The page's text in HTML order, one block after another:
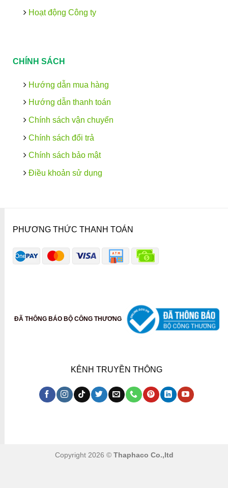
Hoạt động Công ty
CHÍNH SÁCH
Hướng dẫn mua hàng
Hướng dẫn thanh toán
Chính sách vận chuyển
Chính sách đổi trả
Chính sách bảo mật
Điều khoản sử dụng
PHƯƠNG THỨC THANH TOÁN
ĐÃ THÔNG BÁO BỘ CÔNG THƯƠNG
KÊNH TRUYỀN THÔNG
Copyright 2026 © Thaphaco Co.,ltd